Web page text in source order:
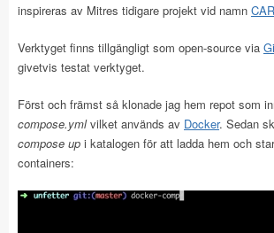
inspireras av Mitres tidigare projekt vid namn CAR
Verktyget finns tillgängligt som open-source via
givetvis testat verktyget.
Först och främst så klonade jag hem repot som
compose.ymlvilket används av Docker. Sedan
compose up i katalogen för att ladda hem och
containers: